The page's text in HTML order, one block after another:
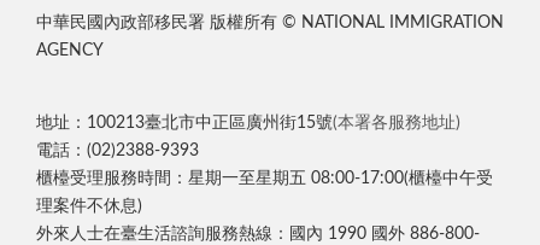
中華民國內政部移民署 版權所有 © NATIONAL IMMIGRATION
AGENCY
地址：100213臺北市中正區廣州街15號(本署各服務地址)
電話：(02)2388-9393
櫃檯受理服務時間：星期一至星期五 08:00-17:00(櫃檯中午受
理案件不休息)
外來人士在臺生活諮詢服務熱線：國內 1990 國外 886-800-